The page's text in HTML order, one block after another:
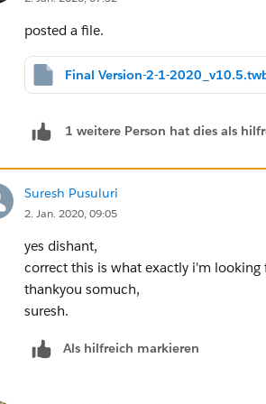
posted a file.
Final Version-2-1-
1 weitere Person hat dies als
Suresh Pusuluri
2. Jan. 2020, 09:05
yes dishant,
correct this is what exactly i'm looking
thankyou somuch,
suresh.
Als hilfreich markieren